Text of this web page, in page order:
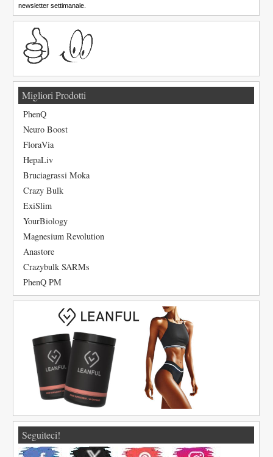
newsletter settimanale.
Migliori Prodotti
PhenQ
Neuro Boost
FloraVia
HepaLiv
Bruciagrassi Moka
Crazy Bulk
ExiSlim
YourBiology
Magnesium Revolution
Anastore
Crazybulk SARMs
PhenQ PM
Seguiteci!